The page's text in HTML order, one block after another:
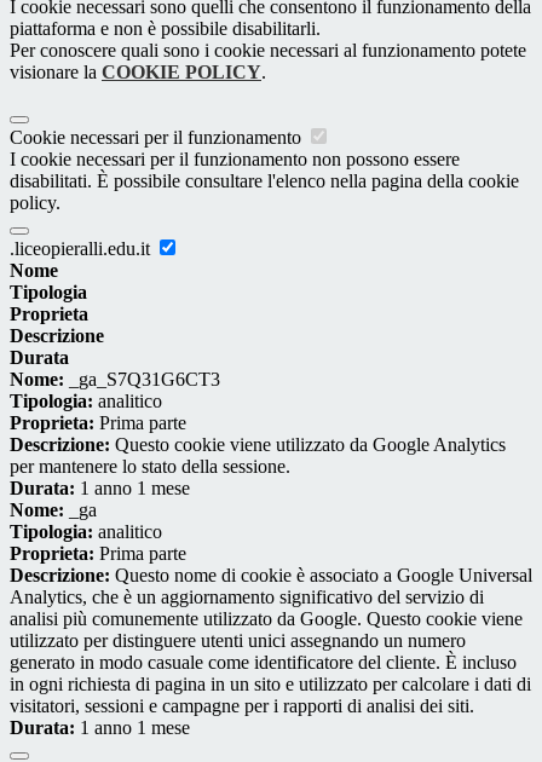
I cookie necessari sono quelli che consentono il funzionamento della
piattaforma e non è possibile disabilitarli.
Per conoscere quali sono i cookie necessari al funzionamento potete
visionare la COOKIE POLICY.
Cookie necessari per il funzionamento
I cookie necessari per il funzionamento non possono essere
disabilitati. È possibile consultare l'elenco nella pagina della cookie
policy.
.liceopieralli.edu.it
Nome
Tipologia
Proprieta
Descrizione
Durata
Nome: _ga_S7Q31G6CT3
Tipologia: analitico
Proprieta: Prima parte
Descrizione: Questo cookie viene utilizzato da Google Analytics
per mantenere lo stato della sessione.
Durata: 1 anno 1 mese
Nome: _ga
Tipologia: analitico
Proprieta: Prima parte
Descrizione: Questo nome di cookie è associato a Google Universal
Analytics, che è un aggiornamento significativo del servizio di
analisi più comunemente utilizzato da Google. Questo cookie viene
utilizzato per distinguere utenti unici assegnando un numero
generato in modo casuale come identificatore del cliente. È incluso
in ogni richiesta di pagina in un sito e utilizzato per calcolare i dati di
visitatori, sessioni e campagne per i rapporti di analisi dei siti.
Durata: 1 anno 1 mese